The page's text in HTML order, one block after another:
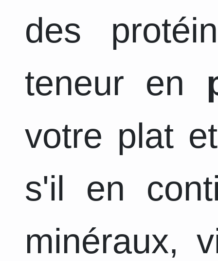
des
teneur en
votre plat
s'il en
minéraux,